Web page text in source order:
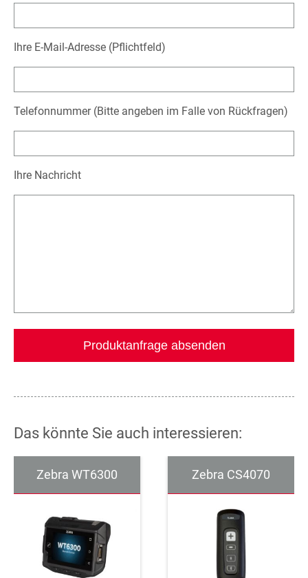
Ihre E-Mail-Adresse (Pflichtfeld)
Telefonnummer (Bitte angeben im Falle von Rückfragen)
Ihre Nachricht
Das könnte Sie auch interessieren:
Zebra WT6300 Zebra CS4070